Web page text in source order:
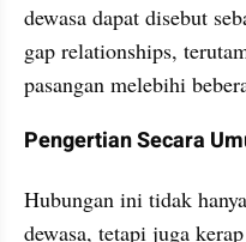
dewasa dapat disebut
gap relationships,
pasangan melebihi
Pengertian Secara
Hubungan ini tidak
dewasa, tetapi juga